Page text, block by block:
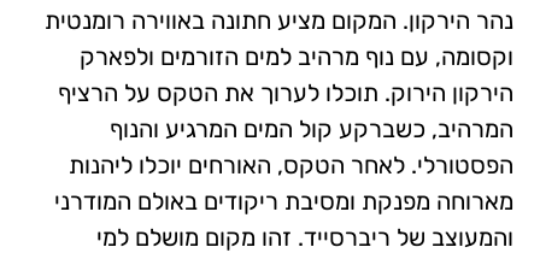
נהר הירקון. המקום מציע חתונה באווירה רומנטית
וקסומה, עם נוף מרהיב למים הזורמים ולפארק
הירקון הירוק. תוכלו לערוך את הטקס על הרציף
המרהיב, כשברקע קול המים המרגיע והנוף
הפסטורלי. לאחר הטקס, האורחים יוכלו ליהנות
מארוחה מפנקת ומסיבת ריקודים באולם המודרני
והמעוצב של ריברסייד. זהו מקום מושלם למי